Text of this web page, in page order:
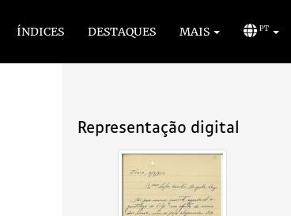
ÍNDICES DESTAQUES MAIS PT
Representação digital